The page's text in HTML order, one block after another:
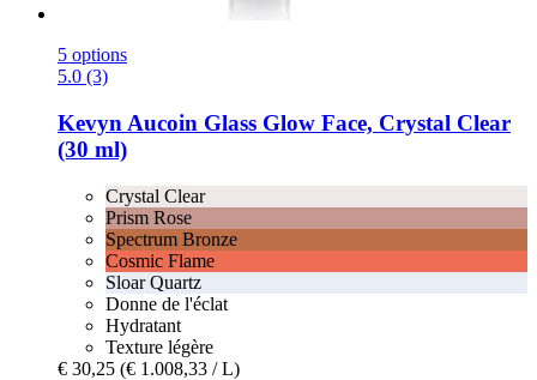
5 options
5.0 (3)
Kevyn Aucoin Glass Glow Face, Crystal Clear
(30 ml)
Crystal Clear
Prism Rose
Spectrum Bronze
Cosmic Flame
Sloar Quartz
Donne de l'éclat
Hydratant
Texture légère
€ 30,25 (€ 1.008,33 / L)